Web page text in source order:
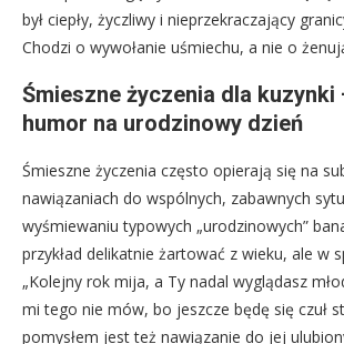
był ciepły, życzliwy i nieprzekraczający
Chodzi o wywołanie uśmiechu, a nie o
Śmieszne życzenia dla kuzynki
humor na urodzinowy dzień
Śmieszne życzenia często opierają się na
nawiązaniach do wspólnych, zabawnych
wyśmiewaniu typowych „urodzinowych”
przykład delikatnie żartować z wieku, ale w
„Kolejny rok mija, a Ty nadal wyglądasz
mi tego nie mów, bo jeszcze będę się czuł
pomysłem jest też nawiązanie do jej